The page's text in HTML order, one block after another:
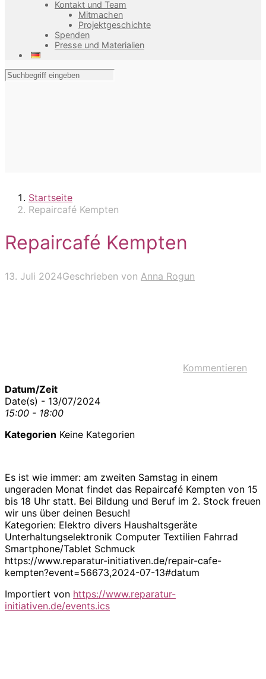
Kontakt und Team
Mitmachen
Projektgeschichte
Spenden
Presse und Materialien
Startseite
Repaircafé Kempten
Repaircafé Kempten
13. Juli 2024Geschrieben von Anna Rogun
Kommentieren
Datum/Zeit
Date(s) - 13/07/2024
15:00 - 18:00
Kategorien Keine Kategorien
Es ist wie immer: am zweiten Samstag in einem
ungeraden Monat findet das Repaircafé Kempten von 15
bis 18 Uhr statt. Bei Bildung und Beruf im 2. Stock freuen
wir uns über deinen Besuch!
Kategorien: Elektro divers Haushaltsgeräte
Unterhaltungselektronik Computer Textilien Fahrrad
Smartphone/Tablet Schmuck
https://www.reparatur-initiativen.de/repair-cafe-
kempten?event=56673,2024-07-13#datum
Importiert von https://www.reparatur-
initiativen.de/events.ics